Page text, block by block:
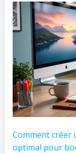
Comment créer
optimal pour